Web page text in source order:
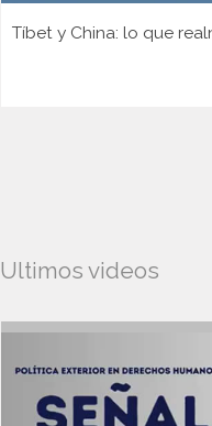
Tíbet y China: lo que
Ultimos videos